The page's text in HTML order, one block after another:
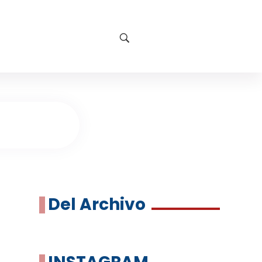
Del Archivo